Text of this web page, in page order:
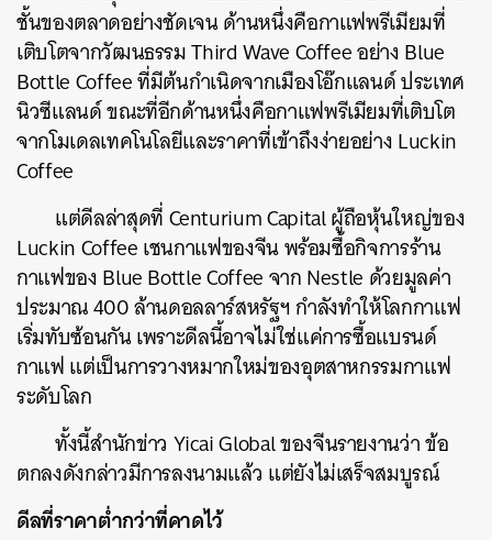
ชั้นของตลาดอย่างชัดเจน ด้านหนึ่งคือกาแฟพรีเมียมที่
เติบโตจากวัฒนธรรม Third Wave Coffee อย่าง Blue
Bottle Coffee ที่มีต้นกำเนิดจากเมืองโอ๊กแลนด์ ประเทศ
นิวซีแลนด์ ขณะที่อีกด้านหนึ่งคือกาแฟพรีเมียมที่เติบโต
จากโมเดลเทคโนโลยีและราคาที่เข้าถึงง่ายอย่าง Luckin
Coffee
แต่ดีลล่าสุดที่ Centurium Capital ผู้ถือหุ้นใหญ่ของ
Luckin Coffee เชนกาแฟของจีน พร้อมซื้อกิจการร้าน
กาแฟของ Blue Bottle Coffee จาก Nestle ด้วยมูลค่า
ประมาณ 400 ล้านดอลลาร์สหรัฐฯ กำลังทำให้โลกกาแฟ
เริ่มทับซ้อนกัน เพราะดีลนี้อาจไม่ใช่แค่การซื้อแบรนด์
กาแฟ แต่เป็นการวางหมากใหม่ของอุตสาหกรรมกาแฟ
ระดับโลก
ทั้งนี้สำนักข่าว Yicai Global ของจีนรายงานว่า ข้อ
ตกลงดังกล่าวมีการลงนามแล้ว แต่ยังไม่เสร็จสมบูรณ์
ดีลที่ราคาต่ำกว่าที่คาดไว้